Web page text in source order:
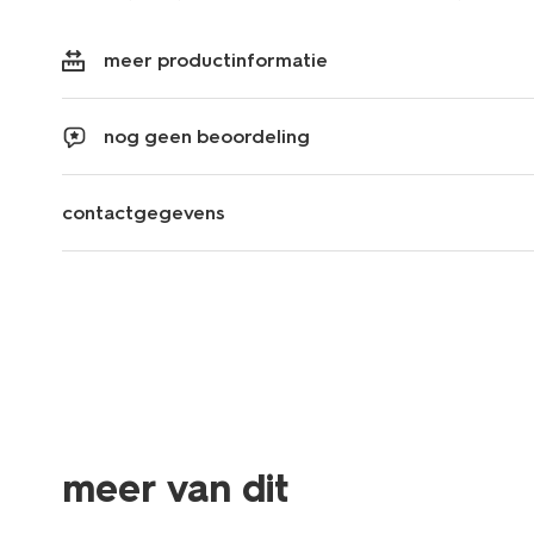
meer productinformatie
nog geen beoordeling
contactgegevens
meer van dit